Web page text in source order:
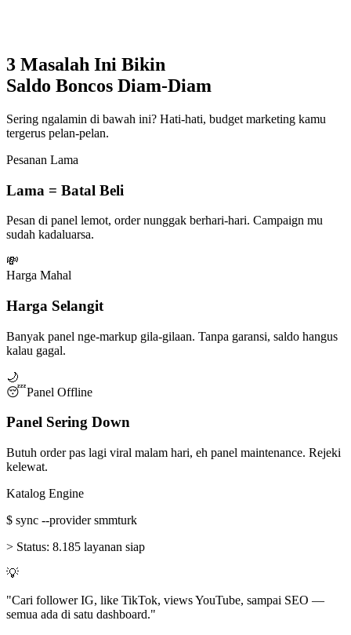
3 Masalah Ini Bikin
Saldo Boncos Diam-Diam
Sering ngalamin di bawah ini? Hati-hati, budget marketing kamu
tergerus pelan-pelan.
Pesanan Lama
Lama = Batal Beli
Pesan di panel lemot, order nunggak berhari-hari. Campaign mu
sudah kadaluarsa.
💸
Harga Mahal
Harga Selangit
Banyak panel nge-markup gila-gilaan. Tanpa garansi, saldo hangus
kalau gagal.
🌙
😴Panel Offline
Panel Sering Down
Butuh order pas lagi viral malam hari, eh panel maintenance. Rejeki
kelewat.
Katalog Engine
$ sync --provider smmturk
> Status: 8.185 layanan siap
💡
"Cari follower IG, like TikTok, views YouTube, sampai SEO —
semua ada di satu dashboard."